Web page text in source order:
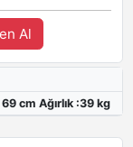
Al
cm Ağırlık :39 kg